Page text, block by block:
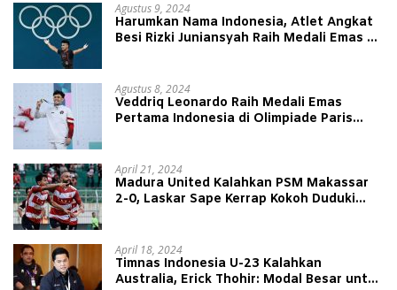
Agustus 9, 2024
Harumkan Nama Indonesia, Atlet Angkat
Besi Rizki Juniansyah Raih Medali Emas di
Agustus 8, 2024
Veddriq Leonardo Raih Medali Emas
Pertama Indonesia di Olimpiade Paris
April 21, 2024
Madura United Kalahkan PSM Makassar
2-0, Laskar Sape Kerrap Kokoh Duduki
April 18, 2024
Timnas Indonesia U-23 Kalahkan
Australia, Erick Thohir: Modal Besar untuk